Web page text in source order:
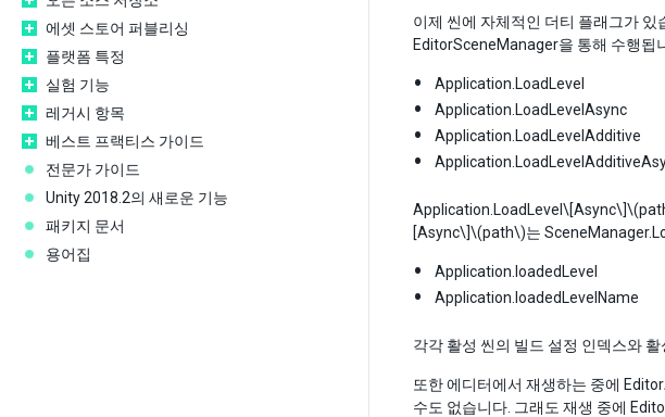
에셋 스토어 퍼블리싱
플랫폼 특정
실험 기능
레거시 항목
베스트 프랙티스 가이드
전문가 가이드
Unity 2018.2의 새로운 기능
패키지 문서
용어집
이제 씬에 자체적인 더티 플래그가
EditorSceneManager을 통해 수행됩
Application.LoadLevel
Application.LoadLevelAsync
Application.LoadLevelAdditive
Application.LoadLevel \[Async\]
[Async\]\(path\)는
Application.loadedLevel
Application.loadedLevelName
각각 활성 씬의 빌드 설정 인덱스와
또한 에디터에서 재생하는 중에
수도 없습니다. 그래도 재생 중에